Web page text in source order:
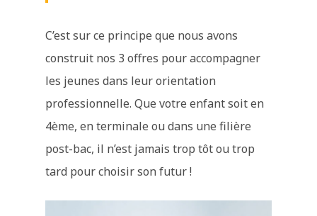
C’est sur ce principe que nous avons
construit nos 3 offres pour accompagner
les jeunes dans leur orientation
professionnelle. Que votre enfant soit en
4ème, en terminale ou dans une filière
post-bac, il n’est jamais trop tôt ou trop
tard pour choisir son futur !